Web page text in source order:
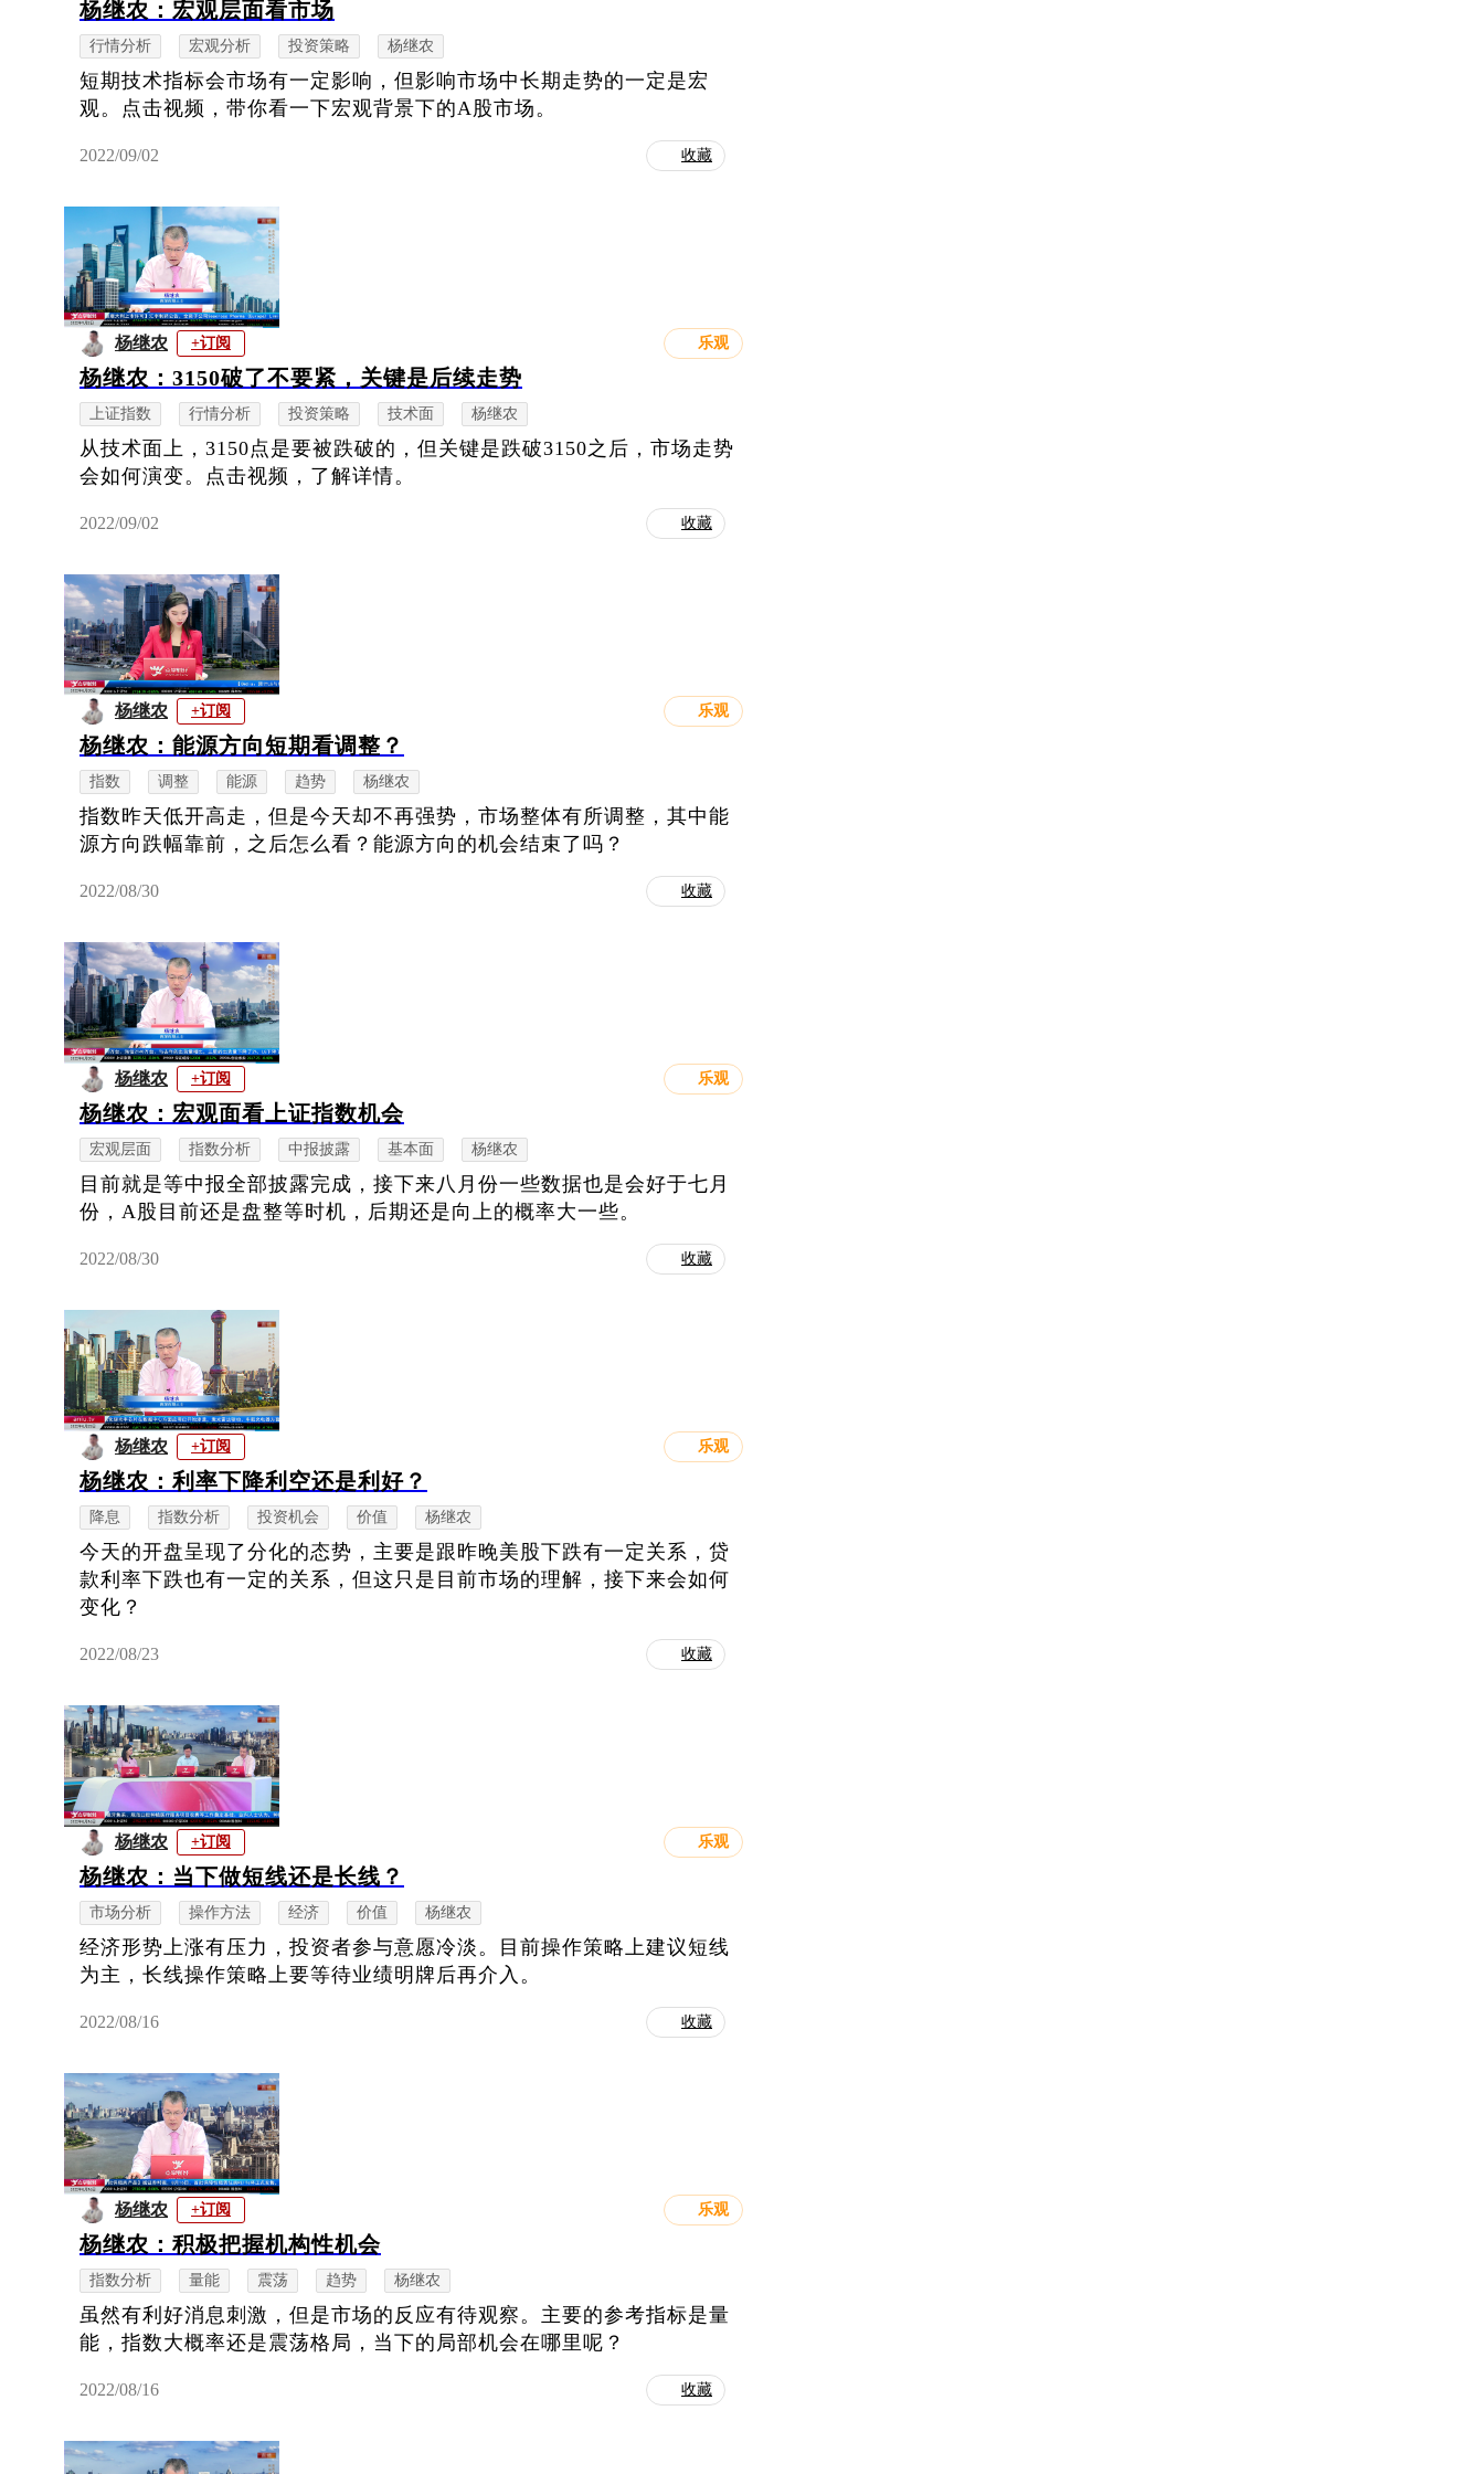
杨继农：宏观层面看市场
行情分析 宏观分析 投资策略 杨继农
短期技术指标会市场有一定影响，但影响市场中长期走势的一定是宏
观。点击视频，带你看一下宏观背景下的A股市场。
2022/09/02 收藏
杨继农 +订阅 乐观
杨继农：3150破了不要紧，关键是后续走势
上证指数 行情分析 投资策略 技术面 杨继农
从技术面上，3150点是要被跌破的，但关键是跌破3150之后，市场走势
会如何演变。点击视频，了解详情。
2022/09/02 收藏
杨继农 +订阅 乐观
杨继农：能源方向短期看调整？
指数 调整 能源 趋势 杨继农
指数昨天低开高走，但是今天却不再强势，市场整体有所调整，其中能
源方向跌幅靠前，之后怎么看？能源方向的机会结束了吗？
2022/08/30 收藏
杨继农 +订阅 乐观
杨继农：宏观面看上证指数机会
宏观层面 指数分析 中报披露 基本面 杨继农
目前就是等中报全部披露完成，接下来八月份一些数据也是会好于七月
份，A股目前还是盘整等时机，后期还是向上的概率大一些。
2022/08/30 收藏
杨继农 +订阅 乐观
杨继农：利率下降利空还是利好？
降息 指数分析 投资机会 价值 杨继农
今天的开盘呈现了分化的态势，主要是跟昨晚美股下跌有一定关系，贷
款利率下跌也有一定的关系，但这只是目前市场的理解，接下来会如何
变化？
2022/08/23 收藏
杨继农 +订阅 乐观
杨继农：当下做短线还是长线？
市场分析 操作方法 经济 价值 杨继农
经济形势上涨有压力，投资者参与意愿冷淡。目前操作策略上建议短线
为主，长线操作策略上要等待业绩明牌后再介入。
2022/08/16 收藏
杨继农 +订阅 乐观
杨继农：积极把握机构性机会
指数分析 量能 震荡 趋势 杨继农
虽然有利好消息刺激，但是市场的反应有待观察。主要的参考指标是量
能，指数大概率还是震荡格局，当下的局部机会在哪里呢？
2022/08/16 收藏